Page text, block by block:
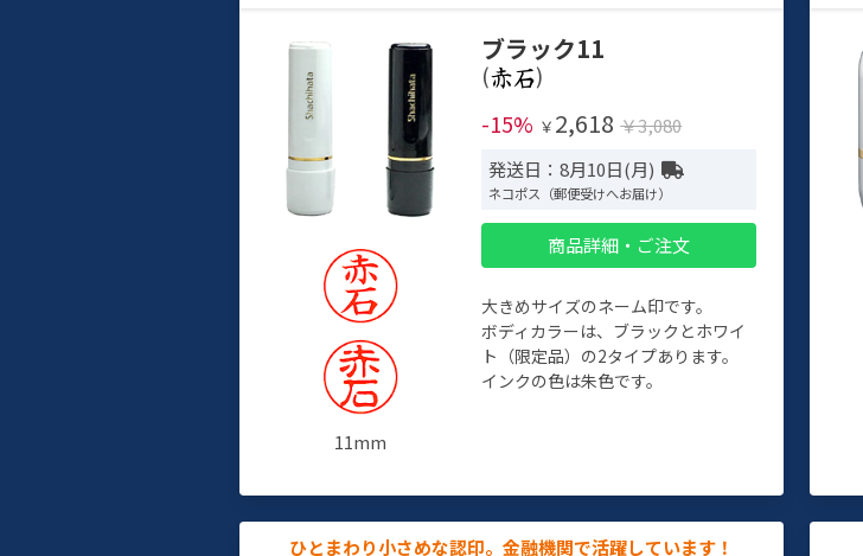
11mm
ブラック11
(
)
-15% ￥ 2,618 ￥3,080
発送日：8月10日(月)
ネコポス（郵便受けへお届け）
商品詳細・ご注文
大きめサイズのネーム印です。
ボディカラーは、ブラックとホワイ
ト（限定品）の2タイプあります。
インクの色は朱色です。
ひとまわり小さめな認印。金融機関で活躍しています！